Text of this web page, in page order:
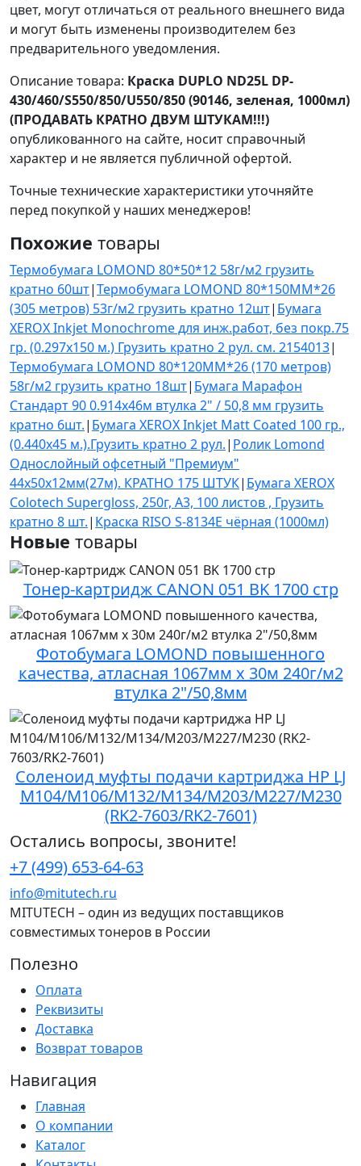
цвет, могут отличаться от реального внешнего вида
и могут быть изменены производителем без
предварительного уведомления.
Описание товара: Кpаска DUPLO ND25L DP-
430/460/S550/850/U550/850 (90146, зеленая, 1000мл)
(ПРОДАВАТЬ КРАТНО ДВУМ ШТУКАМ!!!)
опубликованного на сайте, носит справочный
характер и не является публичной офертой.
Точные технические характеристики уточняйте
перед покупкой у наших менеджеров!
Похожие товары
Термобумага LOMOND 80*50*12 58г/м2 грузить
кратно 60шт|Термобумага LOMOND 80*150ММ*26
(305 метров) 53г/м2 грузить кратно 12шт| Бумага
XEROX Inkjet Monochrome для инж.работ, без покр.75
гр. (0.297x150 м.) Грузить кратно 2 рул. см. 2154013|
Термобумага LOMOND 80*120ММ*26 (170 метров)
58г/м2 грузить кратно 18шт| Бумага Марафон
Стандарт 90 0.914х46м втулка 2" / 50,8 мм грузить
кратно 6шт.| Бумага XEROX Inkjet Matt Coated 100 гр.,
(0.440х45 м.).Грузить кратно 2 рул.| Ролик Lomond
Однослойный офсетный "Премиум"
44х50х12мм(27м). КРАТНО 175 ШТУК| Бумага XEROX
Colotech Supergloss, 250г, A3, 100 листов , Грузить
кратно 8 шт.| Краска RISO S-8134E чёрная (1000мл)
Новые товары
Тонер-картридж CANON 051 BK 1700 стр
Фотобумага LOMOND повышенного
качества, атласная 1067мм х 30м 240г/м2
втулка 2"/50,8мм
Соленоид муфты подачи картриджа HP LJ
M104/M106/M132/M134/M203/M227/M230
(RK2-7603/RK2-7601)
Остались вопросы, звоните!
+7 (499) 653-64-63
info@mitutech.ru
MITUTECH – один из ведущих поставщиков
совместимых тонеров в России
Полезно
Оплата
Реквизиты
Доставка
Возврат товаров
Навигация
Главная
О компании
Каталог